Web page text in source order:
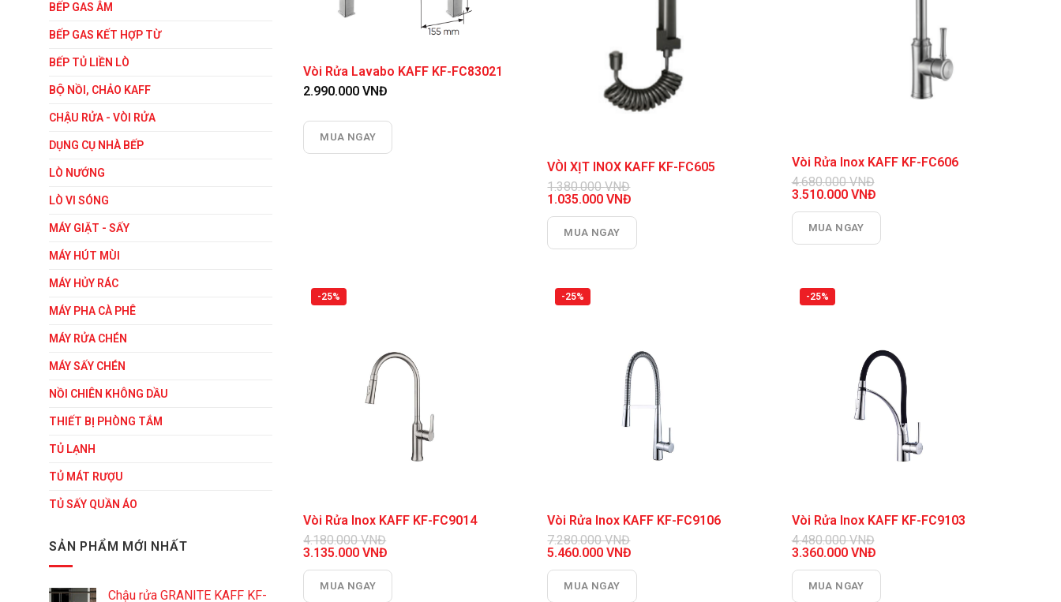
BẾP GAS ÂM
BẾP GAS KẾT HỢP TỪ
BẾP TỦ LIỀN LÒ
BỘ NỒI, CHẢO KAFF
CHẬU RỬA - VÒI RỬA
DỤNG CỤ NHÀ BẾP
LÒ NƯỚNG
LÒ VI SÓNG
MÁY GIẶT - SẤY
MÁY HÚT MÙI
MÁY HỦY RÁC
MÁY PHA CÀ PHÊ
MÁY RỬA CHÉN
MÁY SẤY CHÉN
NỒI CHIÊN KHÔNG DẦU
THIẾT BỊ PHÒNG TẮM
TỦ LẠNH
TỦ MÁT RƯỢU
TỦ SẤY QUẦN ÁO
SẢN PHẨM MỚI NHẤT
Chậu rửa GRANITE KAFF KF-
Vòi Rửa Lavabo KAFF KF-FC83021
2.990.000VNĐ
MUA NGAY
VÒI XỊT INOX KAFF KF-FC605
1.380.000VNĐ
Giá
là:
1.380.000 VNĐ.
1.035.000VNĐ
hiện
là:
MUA NGAY
Vòi Rửa Inox KAFF KF-FC606
4.680.000VNĐ
Giá
là:
4.680.000 VNĐ.
3.510.000 VNĐ
hiện
là:
MUA NGAY
-25%
Vòi Rửa Inox KAFF KF-FC9014
4.180.000VNĐ
Giá
là:
4.180.000 VNĐ.
3.135.000VNĐ
hiện
MUA NGAY
-25%
Vòi Rửa Inox KAFF KF-FC9106
7.280.000VNĐ
Giá
là:
7.280.000 VNĐ.
5.460.000VNĐ
hiện
MUA NGAY
-25%
Vòi Rửa Inox KAFF KF-FC9103
4.480.000VNĐ
Giá
là:
4.480.000 VNĐ.
3.360.000 VNĐ
hiện
MUA NGAY